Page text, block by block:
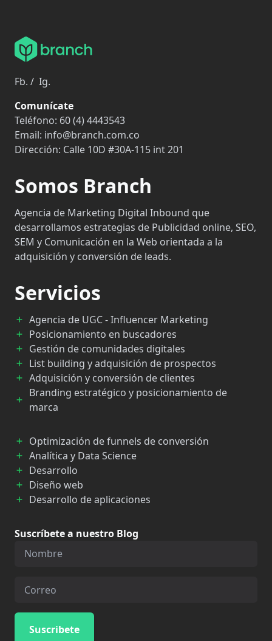
Fb. / Ig.
Comunícate
Teléfono: 60 (4) 4443543
Email: info@branch.com.co
Dirección: Calle 10D #30A-115 int 201
Somos Branch
Agencia de Marketing Digital Inbound que
desarrollamos estrategias de Publicidad online, SEO,
SEM y Comunicación en la Web orientada a la
adquisición y conversión de leads.
Servicios
Agencia de UGC - Influencer Marketing
Posicionamiento en buscadores
Gestión de comunidades digitales
List building y adquisición de prospectos
Adquisición y conversión de clientes
Branding estratégico y posicionamiento de
marca
Optimización de funnels de conversión
Analítica y Data Science
Desarrollo
Diseño web
Desarrollo de aplicaciones
Suscríbete a nuestro Blog